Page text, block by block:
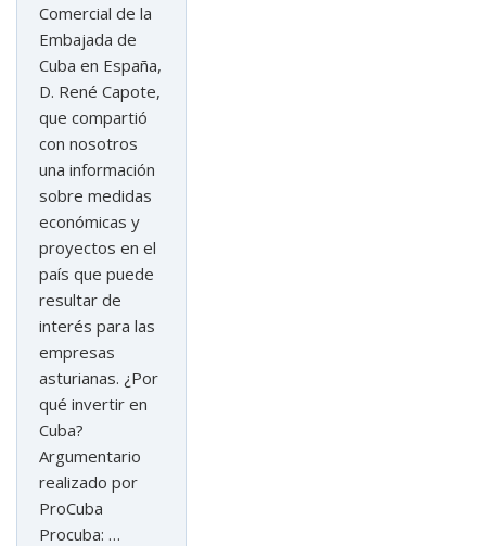
Comercial de la
Embajada de
Cuba en España,
D. René Capote,
que compartió
con nosotros
una información
sobre medidas
económicas y
proyectos en el
país que puede
resultar de
interés para las
empresas
asturianas. ¿Por
qué invertir en
Cuba?
Argumentario
realizado por
ProCuba
Procuba: …